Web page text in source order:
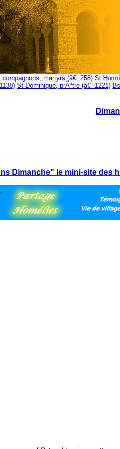
martyrs (â€ 258) St
St Dominique, prÃªtre (â€ 1221)
Dimanche" le mini-site des